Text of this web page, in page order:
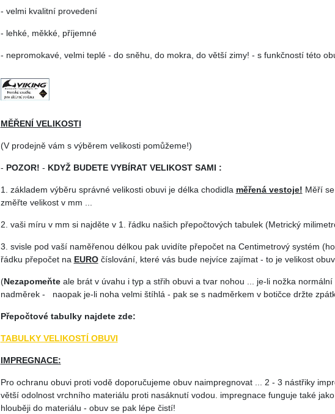
- velmi kvalitní provedení
- lehké, měkké, příjemné
- nepromokavé, velmi teplé - do sněhu, do mokra, do větší zimy! - s funkčností této
MĚŘENÍ VELIKOSTI
(V prodejně vám s výběrem velikosti pomůžeme!)
- POZOR! - KDYŽ BUDETE VYBÍRAT VELIKOST SAMI :
1. základem výběru správné velikosti obuvi je délka chodidla měřená vestoje! Měří
změřte velikost v mm ...
2. vaši míru v mm si najděte v 1. řádku našich přepočtových tabulek (Metrický
3. svisle pod vaší naměřenou délkou pak uvidíte přepočet na Centimetrový systém
řádku přepočet na EUROčíslování, které vás bude nejvíce zajímat - to je velikost
(Nezapomeňteale brát v úvahu i typ a střih obuvi a tvar nohou ... je-li nožka
nadměrek - naopak je-li noha velmi štíhlá - pak se s nadměrkem v botičce držte
Přepočtové tabulky najdete zde:
TABULKY VELIKOSTÍ OBUVI
IMPREGNACE:
Pro ochranu obuvi proti vodě doporučujeme obuv naimpregnovat ... 2 - 3 nástřiky
větší odolnost vrchního materiálu proti nasáknutí vodou. impregnace funguje také
hlouběji do materiálu - obuv se pak lépe čistí!